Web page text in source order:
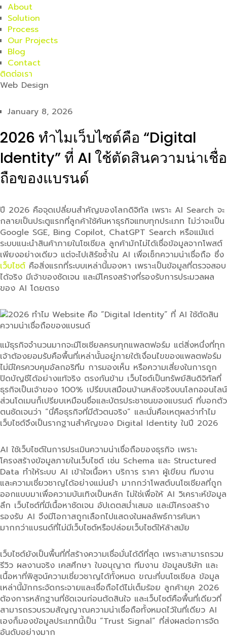
About
Solution
Process
Our Projects
Blog
Contact
ติดต่อเรา
Web Design
January 8, 2026
2026 ทำไมเว็บไซต์คือ “Digital
Identity” ที่ AI ใช้ตัดสินความน่าเชื่อ
ถือของแบรนด์
ปี 2026 คือจุดเปลี่ยนสำคัญของโลกดิจิทัล เพราะ AI Search จะ
กลายเป็นประตูแรกที่ลูกค้าใช้ค้นหาธุรกิจแทบทุกประเภท ไม่ว่าจะเป็น
Google SGE, Bing Copilot, ChatGPT Search หรือแม้แต่
ระบบแนะนำสินค้าภายในโซเชียล ลูกค้ามักไม่ได้เชื่อข้อมูลจากโพสต์
เพียงอย่างเดียว แต่จะไปเสิร์ชซ้ำใน AI เพื่อเช็กความน่าเชื่อถือ ซึ่ง
เว็บไซต์ คือสิ่งแรกที่ระบบเหล่านี้มองหา เพราะเป็นข้อมูลที่ตรวจสอบ
ได้จริง มีเจ้าของชัดเจน และมีโครงสร้างที่รองรับการประมวลผล
ของ AI โดยตรง
แม้ธุรกิจจำนวนมากจะมีโซเชียลครบทุกแพลตฟอร์ม แต่สิ่งหนึ่งที่ทุก
เจ้าต้องยอมรับคือพื้นที่เหล่านั้นอยู่ภายใต้เงื่อนไขของแพลตฟอร์ม
ไม่มีใครควบคุมอัลกอริทึม การมองเห็น หรือความเสี่ยงในการถูก
ปิดบัญชีได้อย่างแท้จริง ตรงกันข้าม เว็บไซต์เป็นทรัพย์สินดิจิทัลที่
ธุรกิจเป็นเจ้าของ 100% เปรียบเสมือนบ้านหลังจริงบนโลกออนไลน์
ส่วนโดเมนก็เปรียบเหมือนชื่อและบัตรประชาชนของแบรนด์ ที่บอกตัว
ตนชัดเจนว่า “นี่คือธุรกิจที่มีตัวตนจริง” และนั่นคือเหตุผลว่าทำไม
เว็บไซต์จึงเป็นรากฐานสำคัญของ Digital Identity ในปี 2026
AI ใช้เว็บไซต์ในการประเมินความน่าเชื่อถือของธุรกิจ เพราะ
โครงสร้างข้อมูลภายในเว็บไซต์ เช่น Schema และ Structured
Data ทำให้ระบบ AI เข้าใจเนื้อหา บริการ ราคา ผู้เขียน ทีมงาน
และความเชี่ยวชาญได้อย่างแม่นยำ มากกว่าโพสต์บนโซเชียลที่ถูก
ออกแบบมาเพื่อความบันเทิงเป็นหลัก ไม่ใช่เพื่อให้ AI วิเคราะห์ข้อมูล
ลึก เว็บไซต์ที่มีเนื้อหาชัดเจน อัปเดตสม่ำเสมอ และมีโครงสร้าง
รองรับ AI จึงมีโอกาสถูกเลือกไปแสดงในผลลัพธ์การค้นหา
มากกว่าแบรนด์ที่ไม่มีเว็บไซต์หรือปล่อยเว็บไซต์ให้ล้าสมัย
เว็บไซต์ยังเป็นพื้นที่ที่สร้างความเชื่อมั่นได้ดีที่สุด เพราะสามารถรวม
รีวิว ผลงานจริง เคสศึกษา ใบอนุญาต ทีมงาน ข้อมูลบริษัท และ
เนื้อหาที่พิสูจน์ความเชี่ยวชาญได้ทั้งหมด ขณะที่บนโซเชียล ข้อมูล
เหล่านี้มักกระจัดกระจายและเชื่อถือได้ไม่เต็มร้อย ลูกค้ายุค 2026
ต้องการหลักฐานที่ชัดเจนก่อนตัดสินใจ และเว็บไซต์คือพื้นที่เดียวที่
สามารถรวบรวมสัญญาณความน่าเชื่อถือทั้งหมดไว้ในที่เดียว AI
เองก็มองข้อมูลประเภทนี้เป็น “Trust Signal” ที่ส่งผลต่อการจัด
อันดับอย่างมาก